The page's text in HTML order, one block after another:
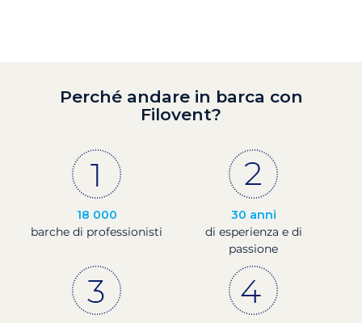
Perché andare in barca con
Filovent?
18 000
barche di professionisti
30 anni
di esperienza e di
passione